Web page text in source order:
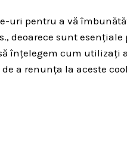
uri pentru a vă
deoarece sunt
înțelegem cum utilizați
a renunța la aceste